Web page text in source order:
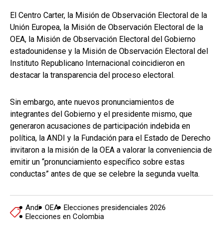
El Centro Carter, la Misión de Observación Electoral de la
Unión Europea, la Misión de Observación Electoral de la
OEA, la Misión de Observación Electoral del Gobierno
estadounidense y la Misión de Observación Electoral del
Instituto Republicano Internacional coincidieron en
destacar la transparencia del proceso electoral.
Sin embargo, ante nuevos pronunciamientos de
integrantes del Gobierno y el presidente mismo, que
generaron acusaciones de participación indebida en
política, la ANDI y la Fundación para el Estado de Derecho
invitaron a la misión de la OEA a valorar la conveniencia de
emitir un “pronunciamiento específico sobre estas
conductas” antes de que se celebre la segunda vuelta.
Andi OEA Elecciones presidenciales 2026
Elecciones en Colombia